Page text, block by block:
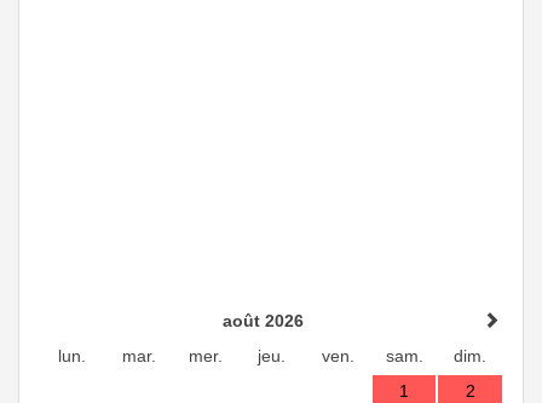
août 2026
lun.
mar. mer. jeu. ven. sam.
dim.
1
2